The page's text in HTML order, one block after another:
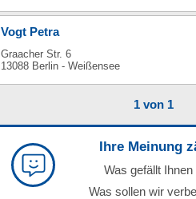
Vogt Petra
Graacher Str. 6
13088 Berlin - Weißensee
1 von 1
Ihre Meinung
Was gefällt Ihnen
Was sollen wir